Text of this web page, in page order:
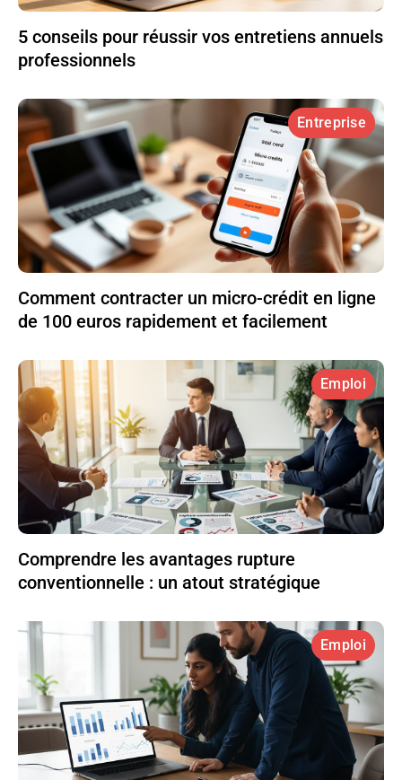
5 conseils pour réussir vos entretiens annuels
professionnels
Entreprise
Comment contracter un micro-crédit en ligne
de 100 euros rapidement et facilement
Emploi
Comprendre les avantages rupture
conventionnelle : un atout stratégique
Emploi